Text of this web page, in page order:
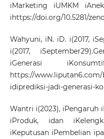
iMarketing iUMKM
ihttps://doi.org/10.5281/
Wahyuni, iN. iD. i(2017,
i(2017,
iGenerasi
https://www.liputan6.com/
idiprediksi-jadi-generasi-
Wantri i(2023), iPengaruh
iProduk, idan
iKeputusan iPembelian